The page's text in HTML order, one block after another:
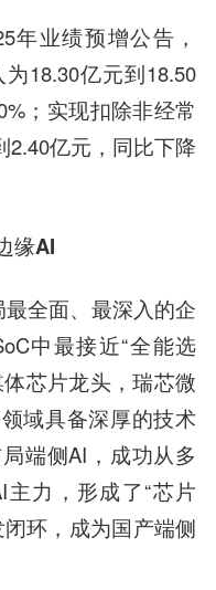
年业绩预增公告，
18.30亿元到18.50
；实现扣除非经常
2.40亿元，同比下降
缘AI
最全面、最深入的企
中最接近“全能选
芯片龙头，瑞芯微
域具备深厚的技术
端侧AI，成功从多
力，形成了“芯片
环，成为国产端侧